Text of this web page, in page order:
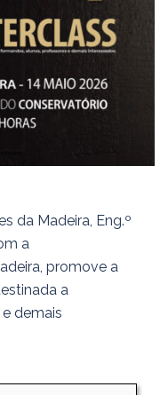
da Madeira, Eng.º
a
promove a
a
demais